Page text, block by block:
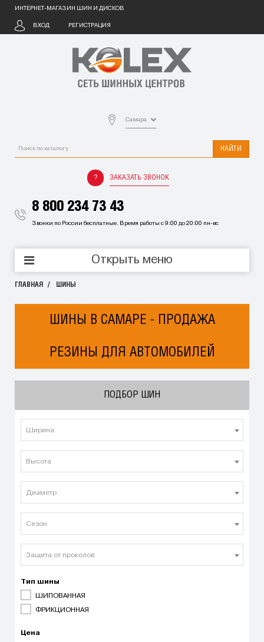
ИНТЕРНЕТ-МАГАЗИН ШИН И ДИСКОВ
ВХОД РЕГИСТРАЦИЯ
Самара
НАЙТИ
ЗАКАЗАТЬ ЗВОНОК
8 800 234 73 43
Звонки по России бесплатные. Время работы с 9:00 до 20:00 пн-вс
Открыть меню
ГЛАВНАЯ ШИНЫ
ШИНЫ В САМАРЕ - ПРОДАЖА
РЕЗИНЫ ДЛЯ АВТОМОБИЛЕЙ
ПОДБОР ШИН
Ширина
Высота
Диаметр
Сезон
Защита от проколов
Тип шины
ШИПОВАННАЯ
ФРИКЦИОННАЯ
Цена